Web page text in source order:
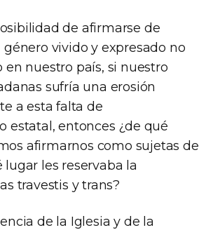
de afirmarse de
vivido y expresado no
en nuestro país, si nuestro
sufría una erosión
a esta falta de
estatal, entonces ¿de qué
afirmarnos como sujetas de
lugar les reservaba la
travestis y trans?
de la Iglesia y de la